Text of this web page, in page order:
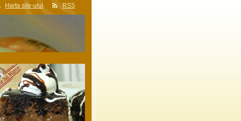
Harta site-ului RSS